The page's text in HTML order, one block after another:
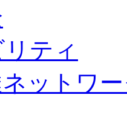
ティ
ットワ